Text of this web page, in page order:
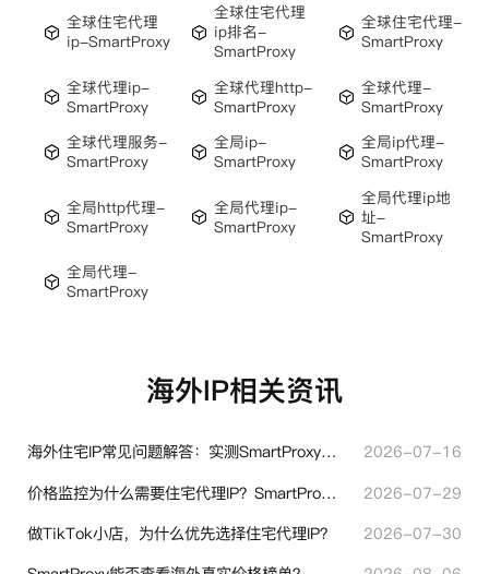
全球住宅代理
ip-SmartProxy
全球住宅代理
ip排名-
SmartProxy
全球住宅代理-
SmartProxy
全球代理ip-
SmartProxy
全球代理http-
SmartProxy
全球代理-
SmartProxy
全球代理服务-
SmartProxy
全局ip-
SmartProxy
全局ip代理-
SmartProxy
全局http代理-
SmartProxy
全局代理ip-
SmartProxy
全局代理ip地
址-
SmartProxy
全局代理-
SmartProxy
海外IP相关资讯
海外住宅IP常见问题解答：实测SmartProxy使用经验分享
2026-07-16
价格监控为什么需要住宅代理IP？SmartProxy助力跨境商家实现全球竞品数据采集
2026-07-29
做TikTok小店，为什么优先选择住宅代理IP？
2026-07-30